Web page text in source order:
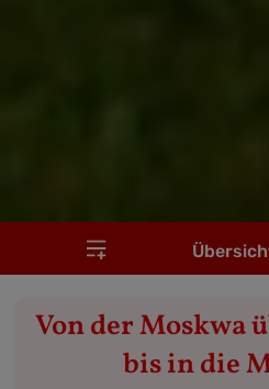
Von der Moskwa
bis in die